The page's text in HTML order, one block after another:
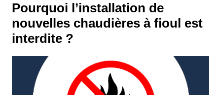
Pourquoi l’installation de
nouvelles chaudières à fioul est
interdite ?